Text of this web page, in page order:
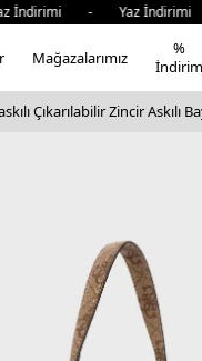
- Yaz
Mağazalarımız
%
İndirim
Çıkarılabilir Zincir Askılı